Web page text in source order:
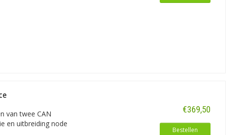
van twee CAN
en uitbreiding node
€369,50
Bestellen